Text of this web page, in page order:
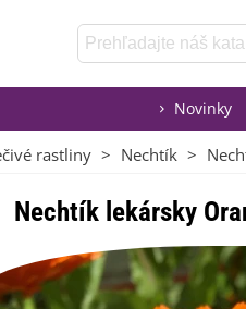
Novinky
rastliny > Nechtík >
Nechtík lekársky